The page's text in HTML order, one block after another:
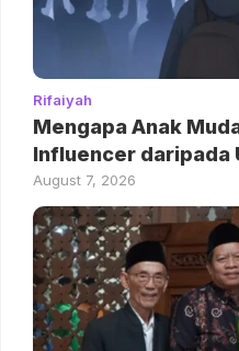
Rifaiyah
Mengapa Anak
Influencer daripada
August 7, 2026